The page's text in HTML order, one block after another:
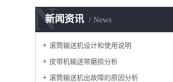
新闻资讯 News
N
滚筒输送机设计和使用说明
皮带机输送带磨损分析
滚筒输送机出故障的原因分析